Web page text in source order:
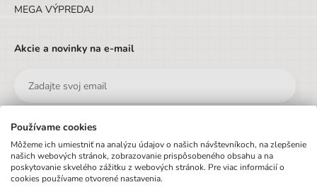
MEGA VÝPREDAJ
Akcie a novinky na e-mail
Prihlásením na odber newsletteru vyjadrujete súhlas s
Používame cookies
Môžeme ich umiestniť na analýzu údajov o našich návštevníkoch, na zlepšenie
našich webových stránok, zobrazovanie prispôsobeného obsahu a na
poskytovanie skvelého zážitku z webových stránok. Pre viac informácií o
cookies používame otvorené nastavenia.